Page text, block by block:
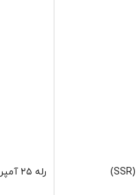
رله ۲۵ آمپر حالت جامد (SSR)